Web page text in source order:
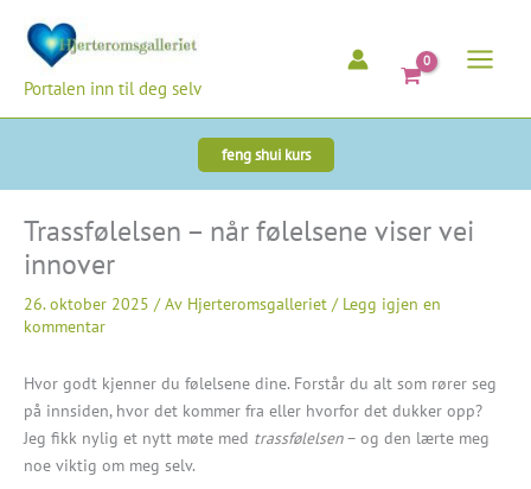
innholdet
Portalen inn til deg selv
feng shui kurs
Trassfølelsen – når følelsene viser vei
innover
26. oktober 2025 / Av Hjerteromsgalleriet / Legg igjen en
kommentar
Hvor godt kjenner du følelsene dine. Forstår du alt som rører seg
på innsiden, hvor det kommer fra eller hvorfor det dukker opp?
Jeg fikk nylig et nytt møte med trassfølelsen– og den lærte meg
noe viktig om meg selv.